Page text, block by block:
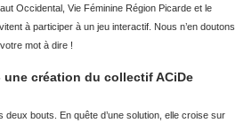
Occidental, Vie Féminine Région Picarde et le
à participer à un jeu interactif. Nous n’en doutons
mot à dire !
une création du collectif ACiDe
deux bouts. En quête d’une solution, elle croise sur